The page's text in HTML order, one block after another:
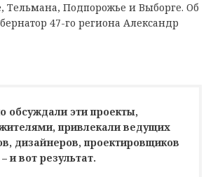
Тельмана, Подпорожье и Выборге. Об
47-го региона Александр
обсуждали эти проекты,
привлекали ведущих
дизайнеров, проектировщиков
и вот результат.